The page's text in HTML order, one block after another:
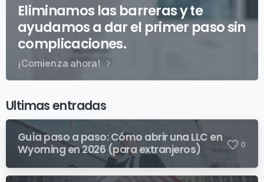
Eliminamos las barreras y te
ayudamos a dar el primer paso sin
complicaciones.
¡Comienza ahora!
Ultimas entradas
Guía paso a paso: Cómo abrir una LLC en
Wyoming en 2026 (para extranjeros)
0